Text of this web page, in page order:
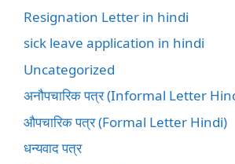
Resignation Letter in hindi
sick leave application in hindi
Uncategorized
अनौपचारिक पत्र (Informal Letter
औपचारिक पत्र (Formal Letter Hindi)
धन्यवाद पत्र